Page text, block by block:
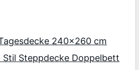
240×260 cm
Steppdecke Doppelbett